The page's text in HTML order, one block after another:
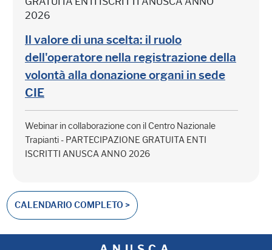
2026
Il valore di una scelta: il ruolo
dell'operatore nella registrazione della
volontà alla donazione organi in sede
CIE
Webinar in collaborazione con il Centro Nazionale
Trapianti - PARTECIPAZIONE GRATUITA ENTI
ISCRITTI ANUSCA ANNO 2026
CALENDARIO COMPLETO >